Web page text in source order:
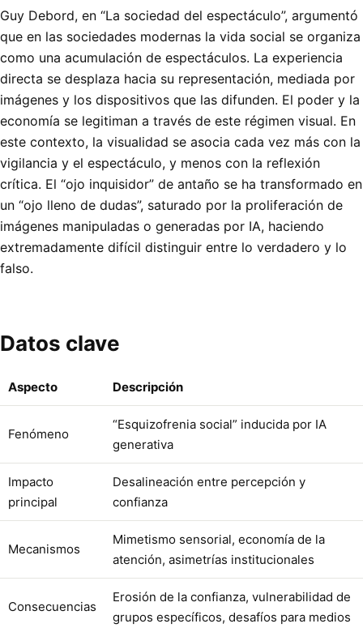
Guy Debord, en “La sociedad del espectáculo”, argumentó
que en las sociedades modernas la vida social se organiza
como una acumulación de espectáculos. La experiencia
directa se desplaza hacia su representación, mediada por
imágenes y los dispositivos que las difunden. El poder y la
economía se legitiman a través de este régimen visual. En
este contexto, la visualidad se asocia cada vez más con la
vigilancia y el espectáculo, y menos con la reflexión
crítica. El “ojo inquisidor” de antaño se ha transformado en
un “ojo lleno de dudas”, saturado por la proliferación de
imágenes manipuladas o generadas por IA, haciendo
extremadamente difícil distinguir entre lo verdadero y lo
falso.
Datos clave
Aspecto Descripción
Fenómeno
“Esquizofrenia social” inducida por IA
generativa
Impacto
principal
Desalineación entre percepción y
confianza
Mecanismos
Mimetismo sensorial, economía de la
atención, asimetrías institucionales
Consecuencias
Erosión de la confianza, vulnerabilidad de
grupos específicos, desafíos para medios